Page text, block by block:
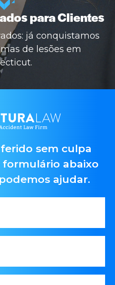
para Clientes
já conquistamos
de lesões em
sem culpa
formulário abaixo
ajudar.